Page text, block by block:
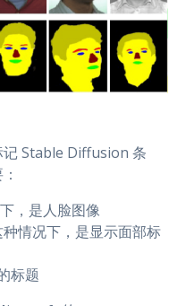
记 Stable Diffusion 条
，是人脸图像
种情况下，是显示面部标
标题